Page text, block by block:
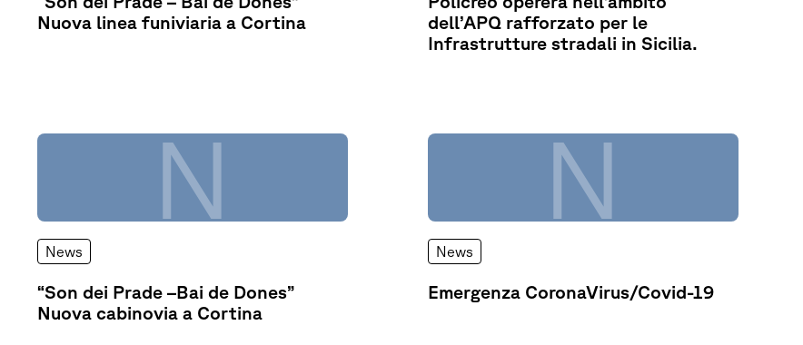
Nuova linea funiviaria a Cortina
dell’APQ rafforzato per le
Infrastrutture stradali in Sicilia.
N
News
“Son dei Prade –Bai de Dones”
Nuova cabinovia a Cortina
N
News
Emergenza CoronaVirus/Covid-19